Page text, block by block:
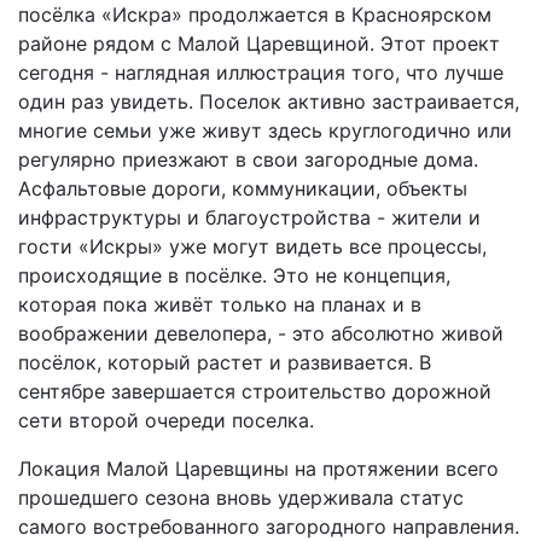
посёлка «Искра» продолжается в Красноярском
районе рядом с Малой Царевщиной. Этот проект
сегодня - наглядная иллюстрация того, что лучше
один раз увидеть. Поселок активно застраивается,
многие семьи уже живут здесь круглогодично или
регулярно приезжают в свои загородные дома.
Асфальтовые дороги, коммуникации, объекты
инфраструктуры и благоустройства - жители и
гости «Искры» уже могут видеть все процессы,
происходящие в посёлке. Это не концепция,
которая пока живёт только на планах и в
воображении девелопера, - это абсолютно живой
посёлок, который растет и развивается. В
сентябре завершается строительство дорожной
сети второй очереди поселка.
Локация Малой Царевщины на протяжении всего
прошедшего сезона вновь удерживала статус
самого востребованного загородного направления.